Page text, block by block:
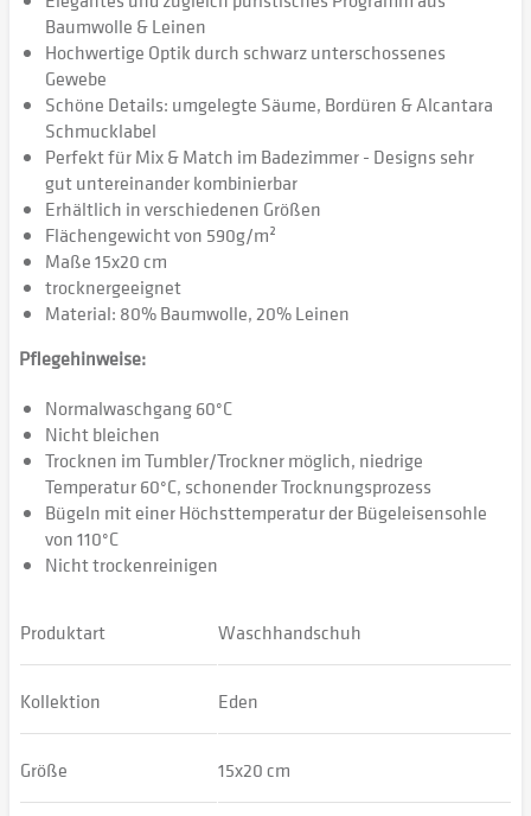
Baumwolle & Leinen
Hochwertige Optik durch schwarz unterschossenes
Gewebe
Schöne Details: umgelegte Säume, Bordüren & Alcantara
Schmucklabel
Perfekt für Mix & Match im Badezimmer - Designs sehr
gut untereinander kombinierbar
Erhältlich in verschiedenen Größen
Flächengewicht von 590g/m²
Maße 15x20 cm
trocknergeeignet
Material: 80% Baumwolle, 20% Leinen
Pflegehinweise:
Normalwaschgang 60°C
Nicht bleichen
Trocknen im Tumbler/Trockner möglich, niedrige
Temperatur 60°C, schonender Trocknungsprozess
Bügeln mit einer Höchsttemperatur der Bügeleisensohle
von 110°C
Nicht trockenreinigen
Produktart Waschhandschuh
Kollektion Eden
Größe 15x20 cm